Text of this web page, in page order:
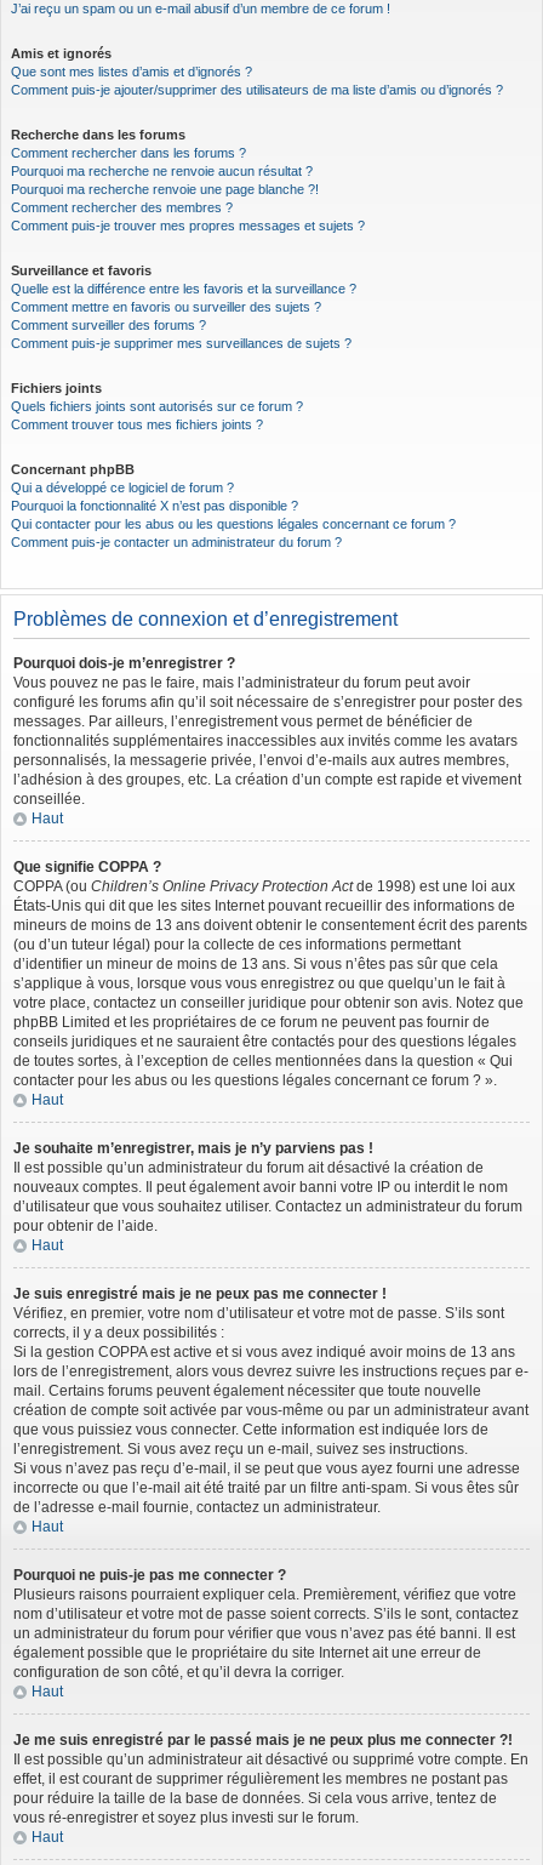
J’ai reçu un spam ou un e-mail abusif d’un membre de ce forum !
Amis et ignorés
Que sont mes listes d’amis et d’ignorés ?
Comment puis-je ajouter/supprimer des utilisateurs de ma liste d’amis ou d’ignorés ?
Recherche dans les forums
Comment rechercher dans les forums ?
Pourquoi ma recherche ne renvoie aucun résultat ?
Pourquoi ma recherche renvoie une page blanche ?!
Comment rechercher des membres ?
Comment puis-je trouver mes propres messages et sujets ?
Surveillance et favoris
Quelle est la différence entre les favoris et la surveillance ?
Comment mettre en favoris ou surveiller des sujets ?
Comment surveiller des forums ?
Comment puis-je supprimer mes surveillances de sujets ?
Fichiers joints
Quels fichiers joints sont autorisés sur ce forum ?
Comment trouver tous mes fichiers joints ?
Concernant phpBB
Qui a développé ce logiciel de forum ?
Pourquoi la fonctionnalité X n’est pas disponible ?
Qui contacter pour les abus ou les questions légales concernant ce forum ?
Comment puis-je contacter un administrateur du forum ?
Problèmes de connexion et d’enregistrement
Pourquoi dois-je m’enregistrer ?
Vous pouvez ne pas le faire, mais l’administrateur du forum peut avoir
configuré les forums afin qu’il soit nécessaire de s’enregistrer pour poster des
messages. Par ailleurs, l’enregistrement vous permet de bénéficier de
fonctionnalités supplémentaires inaccessibles aux invités comme les avatars
personnalisés, la messagerie privée, l’envoi d’e-mails aux autres membres,
l’adhésion à des groupes, etc. La création d’un compte est rapide et vivement
conseillée.
Haut
Que signifie COPPA ?
COPPA (ou Children’s Online Privacy Protection Actde 1998) est une loi aux
États-Unis qui dit que les sites Internet pouvant recueillir des informations de
mineurs de moins de 13 ans doivent obtenir le consentement écrit des parents
(ou d’un tuteur légal) pour la collecte de ces informations permettant
d’identifier un mineur de moins de 13 ans. Si vous n’êtes pas sûr que cela
s’applique à vous, lorsque vous vous enregistrez ou que quelqu’un le fait à
votre place, contactez un conseiller juridique pour obtenir son avis. Notez que
phpBB Limited et les propriétaires de ce forum ne peuvent pas fournir de
conseils juridiques et ne sauraient être contactés pour des questions légales
de toutes sortes, à l’exception de celles mentionnées dans la question « Qui
contacter pour les abus ou les questions légales concernant ce forum ? ».
Haut
Je souhaite m’enregistrer, mais je n’y parviens pas !
Il est possible qu’un administrateur du forum ait désactivé la création de
nouveaux comptes. Il peut également avoir banni votre IP ou interdit le nom
d’utilisateur que vous souhaitez utiliser. Contactez un administrateur du forum
pour obtenir de l’aide.
Haut
Je suis enregistré mais je ne peux pas me connecter !
Vérifiez, en premier, votre nom d’utilisateur et votre mot de passe. S’ils sont
corrects, il y a deux possibilités :
Si la gestion COPPA est active et si vous avez indiqué avoir moins de 13 ans
lors de l’enregistrement, alors vous devrez suivre les instructions reçues par e-
mail. Certains forums peuvent également nécessiter que toute nouvelle
création de compte soit activée par vous-même ou par un administrateur avant
que vous puissiez vous connecter. Cette information est indiquée lors de
l’enregistrement. Si vous avez reçu un e-mail, suivez ses instructions.
Si vous n’avez pas reçu d’e-mail, il se peut que vous ayez fourni une adresse
incorrecte ou que l’e-mail ait été traité par un filtre anti-spam. Si vous êtes sûr
de l’adresse e-mail fournie, contactez un administrateur.
Haut
Pourquoi ne puis-je pas me connecter ?
Plusieurs raisons pourraient expliquer cela. Premièrement, vérifiez que votre
nom d’utilisateur et votre mot de passe soient corrects. S’ils le sont, contactez
un administrateur du forum pour vérifier que vous n’avez pas été banni. Il est
également possible que le propriétaire du site Internet ait une erreur de
configuration de son côté, et qu’il devra la corriger.
Haut
Je me suis enregistré par le passé mais je ne peux plus me connecter ?!
Il est possible qu’un administrateur ait désactivé ou supprimé votre compte. En
effet, il est courant de supprimer régulièrement les membres ne postant pas
pour réduire la taille de la base de données. Si cela vous arrive, tentez de
vous ré-enregistrer et soyez plus investi sur le forum.
Haut